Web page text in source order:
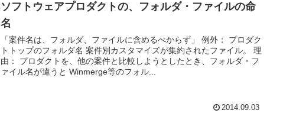
ソフトウェアプロダクトの、フォルダ・ファイルの命
名
「案件名は、フォルダ、ファイルに含めるべからず」 例外： プロダク
トトップのフォルダ名 案件別カスタマイズが集約されたファイル。 理
由： プロダクトを、他の案件と比較しようとしたとき、フォルダ・フ
ァイル名が違うと Winmerge等のフォル...
2014.09.03